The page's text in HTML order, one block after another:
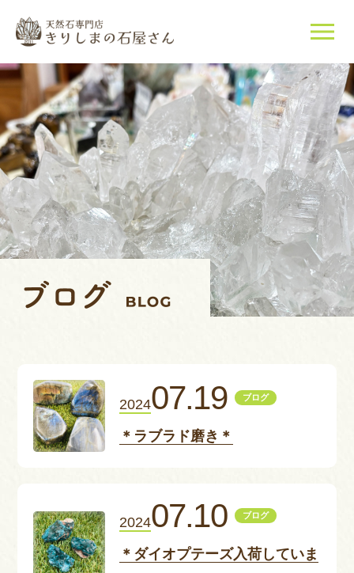
202407.19 ブログ
＊ラブラド磨き＊
202407.10 ブログ
＊ダイオプテーズ入荷していま
当店について
天然石について
ご購入はこちら
店長紹介